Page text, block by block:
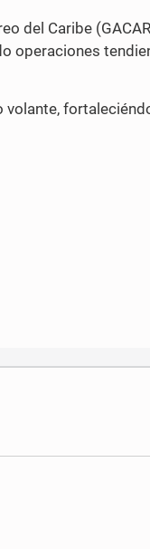
del Caribe
operaciones